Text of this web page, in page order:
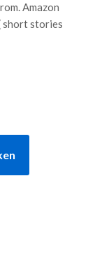
Amazon
short stories